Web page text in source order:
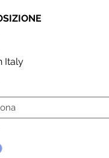
Italy